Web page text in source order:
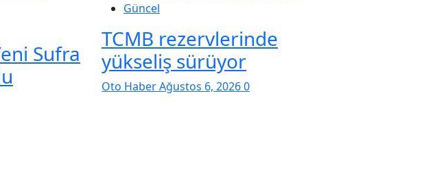
Sufra
Güncel
TCMB rezervlerinde
yükseliş sürüyor
Oto HaberAğustos 6, 20260